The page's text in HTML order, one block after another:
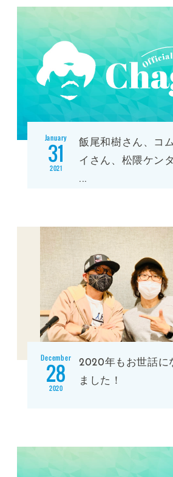
January
31
2021
飯尾和樹さん、コ
イさん、松隈ケン
...
December
28
2020
2020年もお世話に
ました！